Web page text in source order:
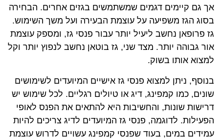
אך גם קיימים דגמים שמשתמשים בגזים אחרים. הבחירה
בסוג הגז משפיעה על עוצמת הבעירה ועל משך השימוש.
גז פרופאן נחשב ליעיל יותר עבור פנסי גז, ומספק עוצמת
אור גבוהה יותר. מצד שני, גז בוטאן נחשב לנפוץ יותר וקל
למצוא אותו בשוק.
בנוסף, ניתן למצוא פנסי גז אישיים המיועדים לשימושים
שונים, כמו קמפינג, דיג או טיולים רגליים. לכל שימוש יש
דרישות שונות, והחשיבות היא להתאים את הפנס לאופי
הפעילות. לדוגמה, פנסי גז המיועדים לדיג צריכים להיות
עמידים במים, בעוד שפנסי קמפינג עשויים לדרוש עוצמת